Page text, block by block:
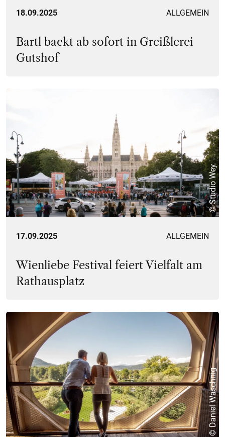
18.09.2025 ALLGEMEIN
Bartl backt ab sofort in Greißlerei
Gutshof
© Studio Wey
17.09.2025 ALLGEMEIN
Wienliebe Festival feiert Vielfalt am
Rathausplatz
© Daniel Waschnig